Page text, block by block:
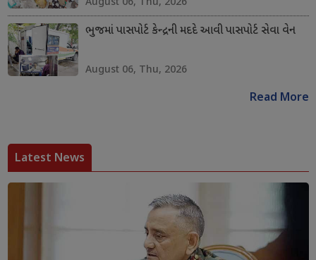
ભુજમાં પાસપોર્ટ કેન્દ્રની મદદે આવી પાસપોર્ટ સેવા વેન
August 06, Thu, 2026
Read More
Latest News